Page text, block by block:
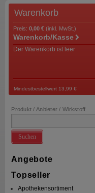
Warenkorb
Preis: 0,00 € (inkl. MwSt.)
Warenkorb/Kasse
Der Warenkorb ist leer
Mindestbestellwert 13,99 €
Produkt / Anbieter / Wirkstoff
Suchen
Angebote
Topseller
Apothekensortiment